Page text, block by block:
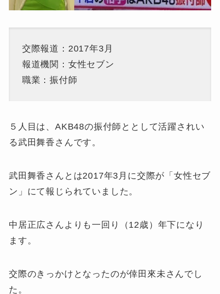
交際報道：2017年3月
報道機関：女性セブン
職業：振付師
５人目は、AKB48の振付師ととして活躍されい
る武田舞香さんです。
武田舞香さんとは2017年3月に交際が「女性セブ
ン」にて報じられていました。
中居正広さんよりも一回り（12歳）年下になり
ます。
交際のきっかけとなったのが倖田來未さんでし
た。